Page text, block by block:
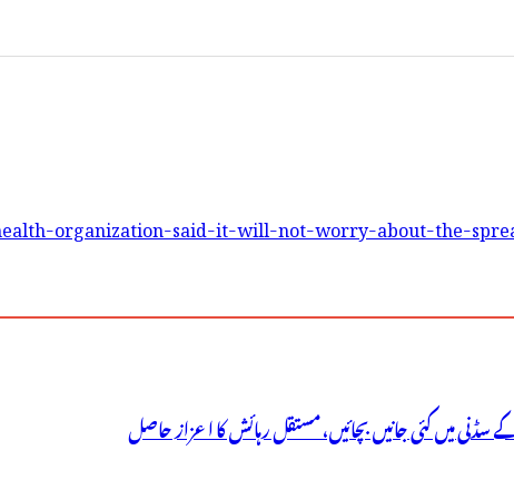
organization-said-it-will-not-worry-about-the-
میں کئی جانیں بچائیں، مستقل رہائش کا اعزاز حاصل